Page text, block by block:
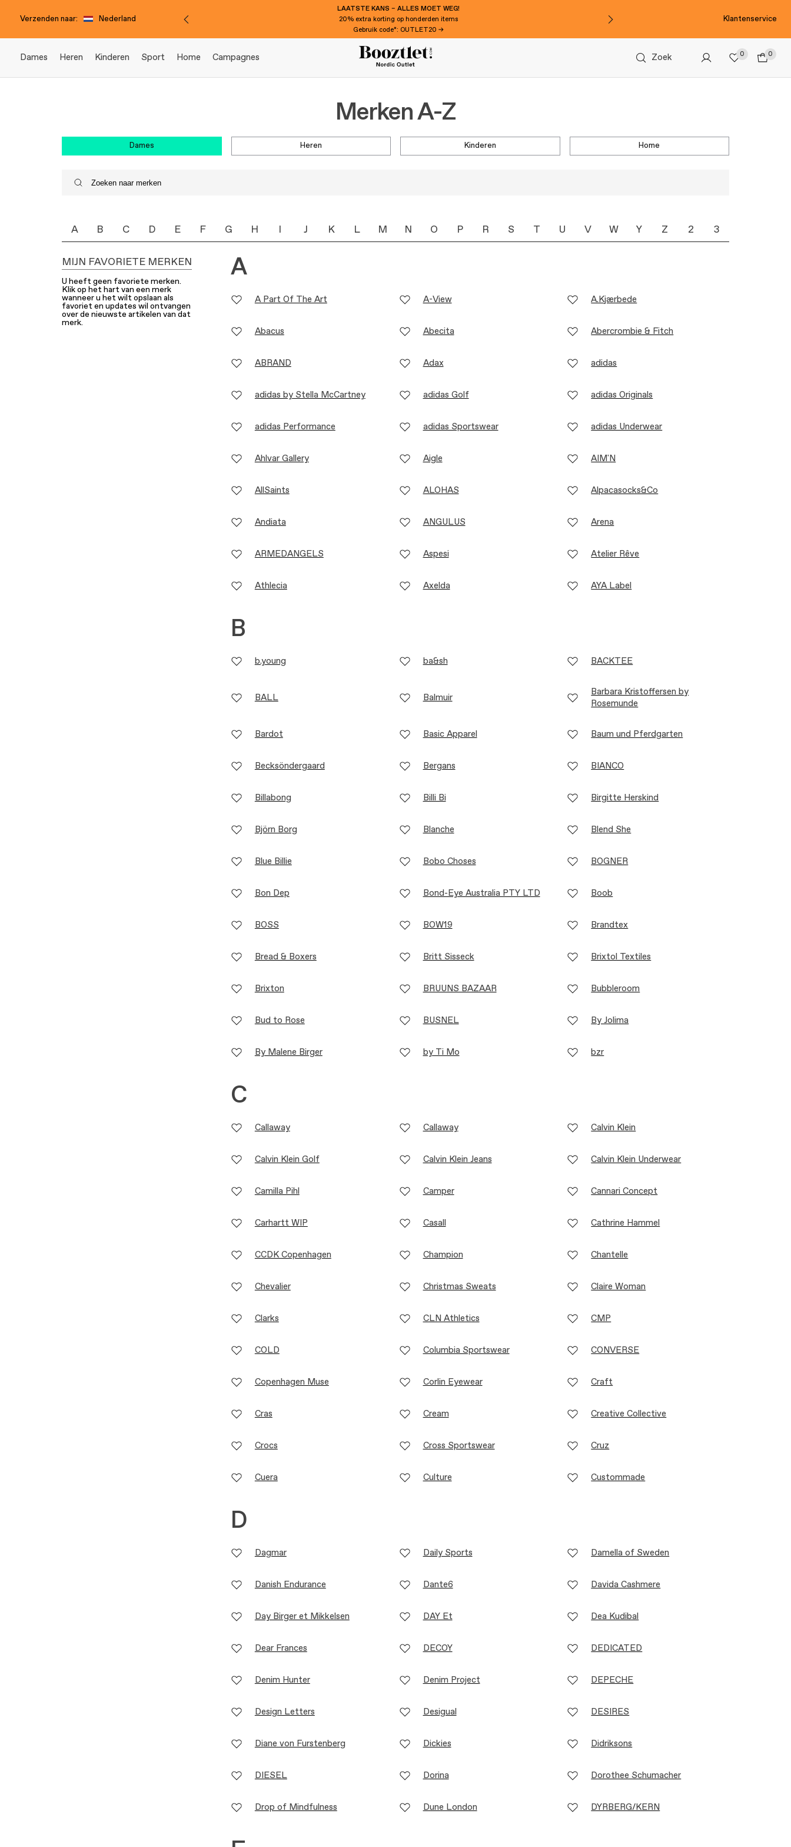
Verzenden naar: Nederland
LAATSTE KANS – ALLES MOET WEG!
20% extra korting op honderden items
Gebruik code*: OUTLET20 →
Klantenservice
Dames Heren Kinderen Sport Home Campagnes Zoek 0 0
Merken A-Z
dames heren kinderen home
A B C D E F G H I J K L M N O P R S T U V W Y Z 2 3
MIJN FAVORIETE MERKEN
U heeft geen favoriete merken.
Klik op het hart van een merk
wanneer u het wilt opslaan als
favoriet en updates wil ontvangen
over de nieuwste artikelen van dat
merk.
A
A Part Of The Art A-View A.Kjærbede
Abacus Abecita Abercrombie & Fitch
ABRAND Adax adidas
adidas by Stella McCartney adidas Golf adidas Originals
adidas Performance adidas Sportswear adidas Underwear
Ahlvar Gallery Aigle AIM'N
AllSaints ALOHAS Alpacasocks&Co
Andiata ANGULUS Arena
ARMEDANGELS Aspesi Atelier Rêve
Athlecia Axelda AYA Label
B
b.young ba&sh BACKTEE
BALL Balmuir
Barbara Kristoffersen by
Rosemunde
Bardot Basic Apparel Baum und Pferdgarten
Becksöndergaard Bergans BIANCO
Billabong Billi Bi Birgitte Herskind
Björn Borg Blanche Blend She
Blue Billie Bobo Choses BOGNER
Bon Dep Bond-Eye Australia PTY LTD Boob
BOSS BOW19 Brandtex
Bread & Boxers Britt Sisseck Brixtol Textiles
Brixton BRUUNS BAZAAR Bubbleroom
Bud to Rose BUSNEL By Jolima
By Malene Birger by Ti Mo bzr
C
Callaway Callaway Calvin Klein
Calvin Klein Golf Calvin Klein Jeans Calvin Klein Underwear
Camilla Pihl Camper Cannari Concept
Carhartt WIP Casall Cathrine Hammel
CCDK Copenhagen Champion Chantelle
Chevalier Christmas Sweats Claire Woman
Clarks CLN Athletics CMP
COLD Columbia Sportswear CONVERSE
Copenhagen Muse Corlin Eyewear Craft
Cras Cream Creative Collective
Crocs Cross Sportswear Cruz
Cuera Culture Custommade
D
Dagmar Daily Sports Damella of Sweden
Danish Endurance Dante6 Davida Cashmere
Day Birger et Mikkelsen DAY Et Dea Kudibal
Dear Frances DECOY DEDICATED
Denim Hunter Denim Project DEPECHE
Design Letters Desigual DESIRES
Diane von Furstenberg Dickies Didriksons
DIESEL Dorina Dorothee Schumacher
Drop of Mindfulness Dune London DYRBERG/KERN